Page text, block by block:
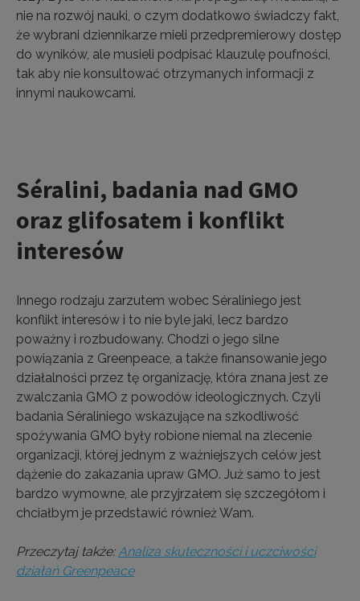
nie na rozwój nauki, o czym dodatkowo świadczy fakt,
że wybrani dziennikarze mieli przedpremierowy dostęp
do wyników, ale musieli podpisać klauzulę poufności,
tak aby nie konsultować otrzymanych informacji z
innymi naukowcami.
Séralini, badania nad GMO
oraz glifosatem i konflikt
interesów
Innego rodzaju zarzutem wobec Séraliniego jest
konflikt interesów i to nie byle jaki, lecz bardzo
poważny i rozbudowany. Chodzi o jego silne
powiązania z Greenpeace, a także finansowanie jego
działalności przez tę organizację, która znana jest ze
zwalczania GMO z powodów ideologicznych. Czyli
badania Séraliniego wskazujące na szkodliwość
spożywania GMO były robione niemal na zlecenie
organizacji, której jednym z ważniejszych celów jest
dążenie do zakazania upraw GMO. Już samo to jest
bardzo wymowne, ale przyjrzałem się szczegółom i
chciałbym je przedstawić również Wam.
Przeczytaj także:Analiza skuteczności i uczciwości
działań Greenpeace